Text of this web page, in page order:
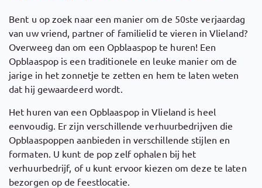
Bent u op zoek naar een manier om de 50ste verjaardag
van uw vriend, partner of familielid te vieren in Vlieland?
Overweeg dan om een Opblaaspop te huren! Een
Opblaaspop is een traditionele en leuke manier om de
jarige in het zonnetje te zetten en hem te laten weten
dat hij gewaardeerd wordt.
Het huren van een Opblaaspop in Vlieland is heel
eenvoudig. Er zijn verschillende verhuurbedrijven die
Opblaaspoppen aanbieden in verschillende stijlen en
formaten. U kunt de pop zelf ophalen bij het
verhuurbedrijf, of u kunt ervoor kiezen om deze te laten
bezorgen op de feestlocatie.